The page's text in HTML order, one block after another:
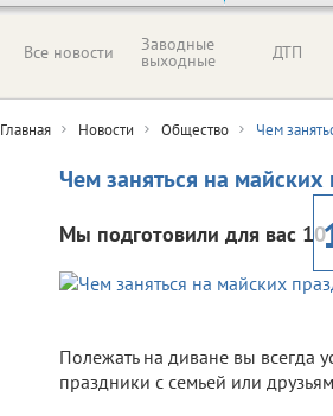
Все новости Заводные
выходные ДТП
Главная Новости Общество Чем
Чем заняться на майских
Мы подготовили для вас
Полежать на диване вы всегда
праздники с семьей или